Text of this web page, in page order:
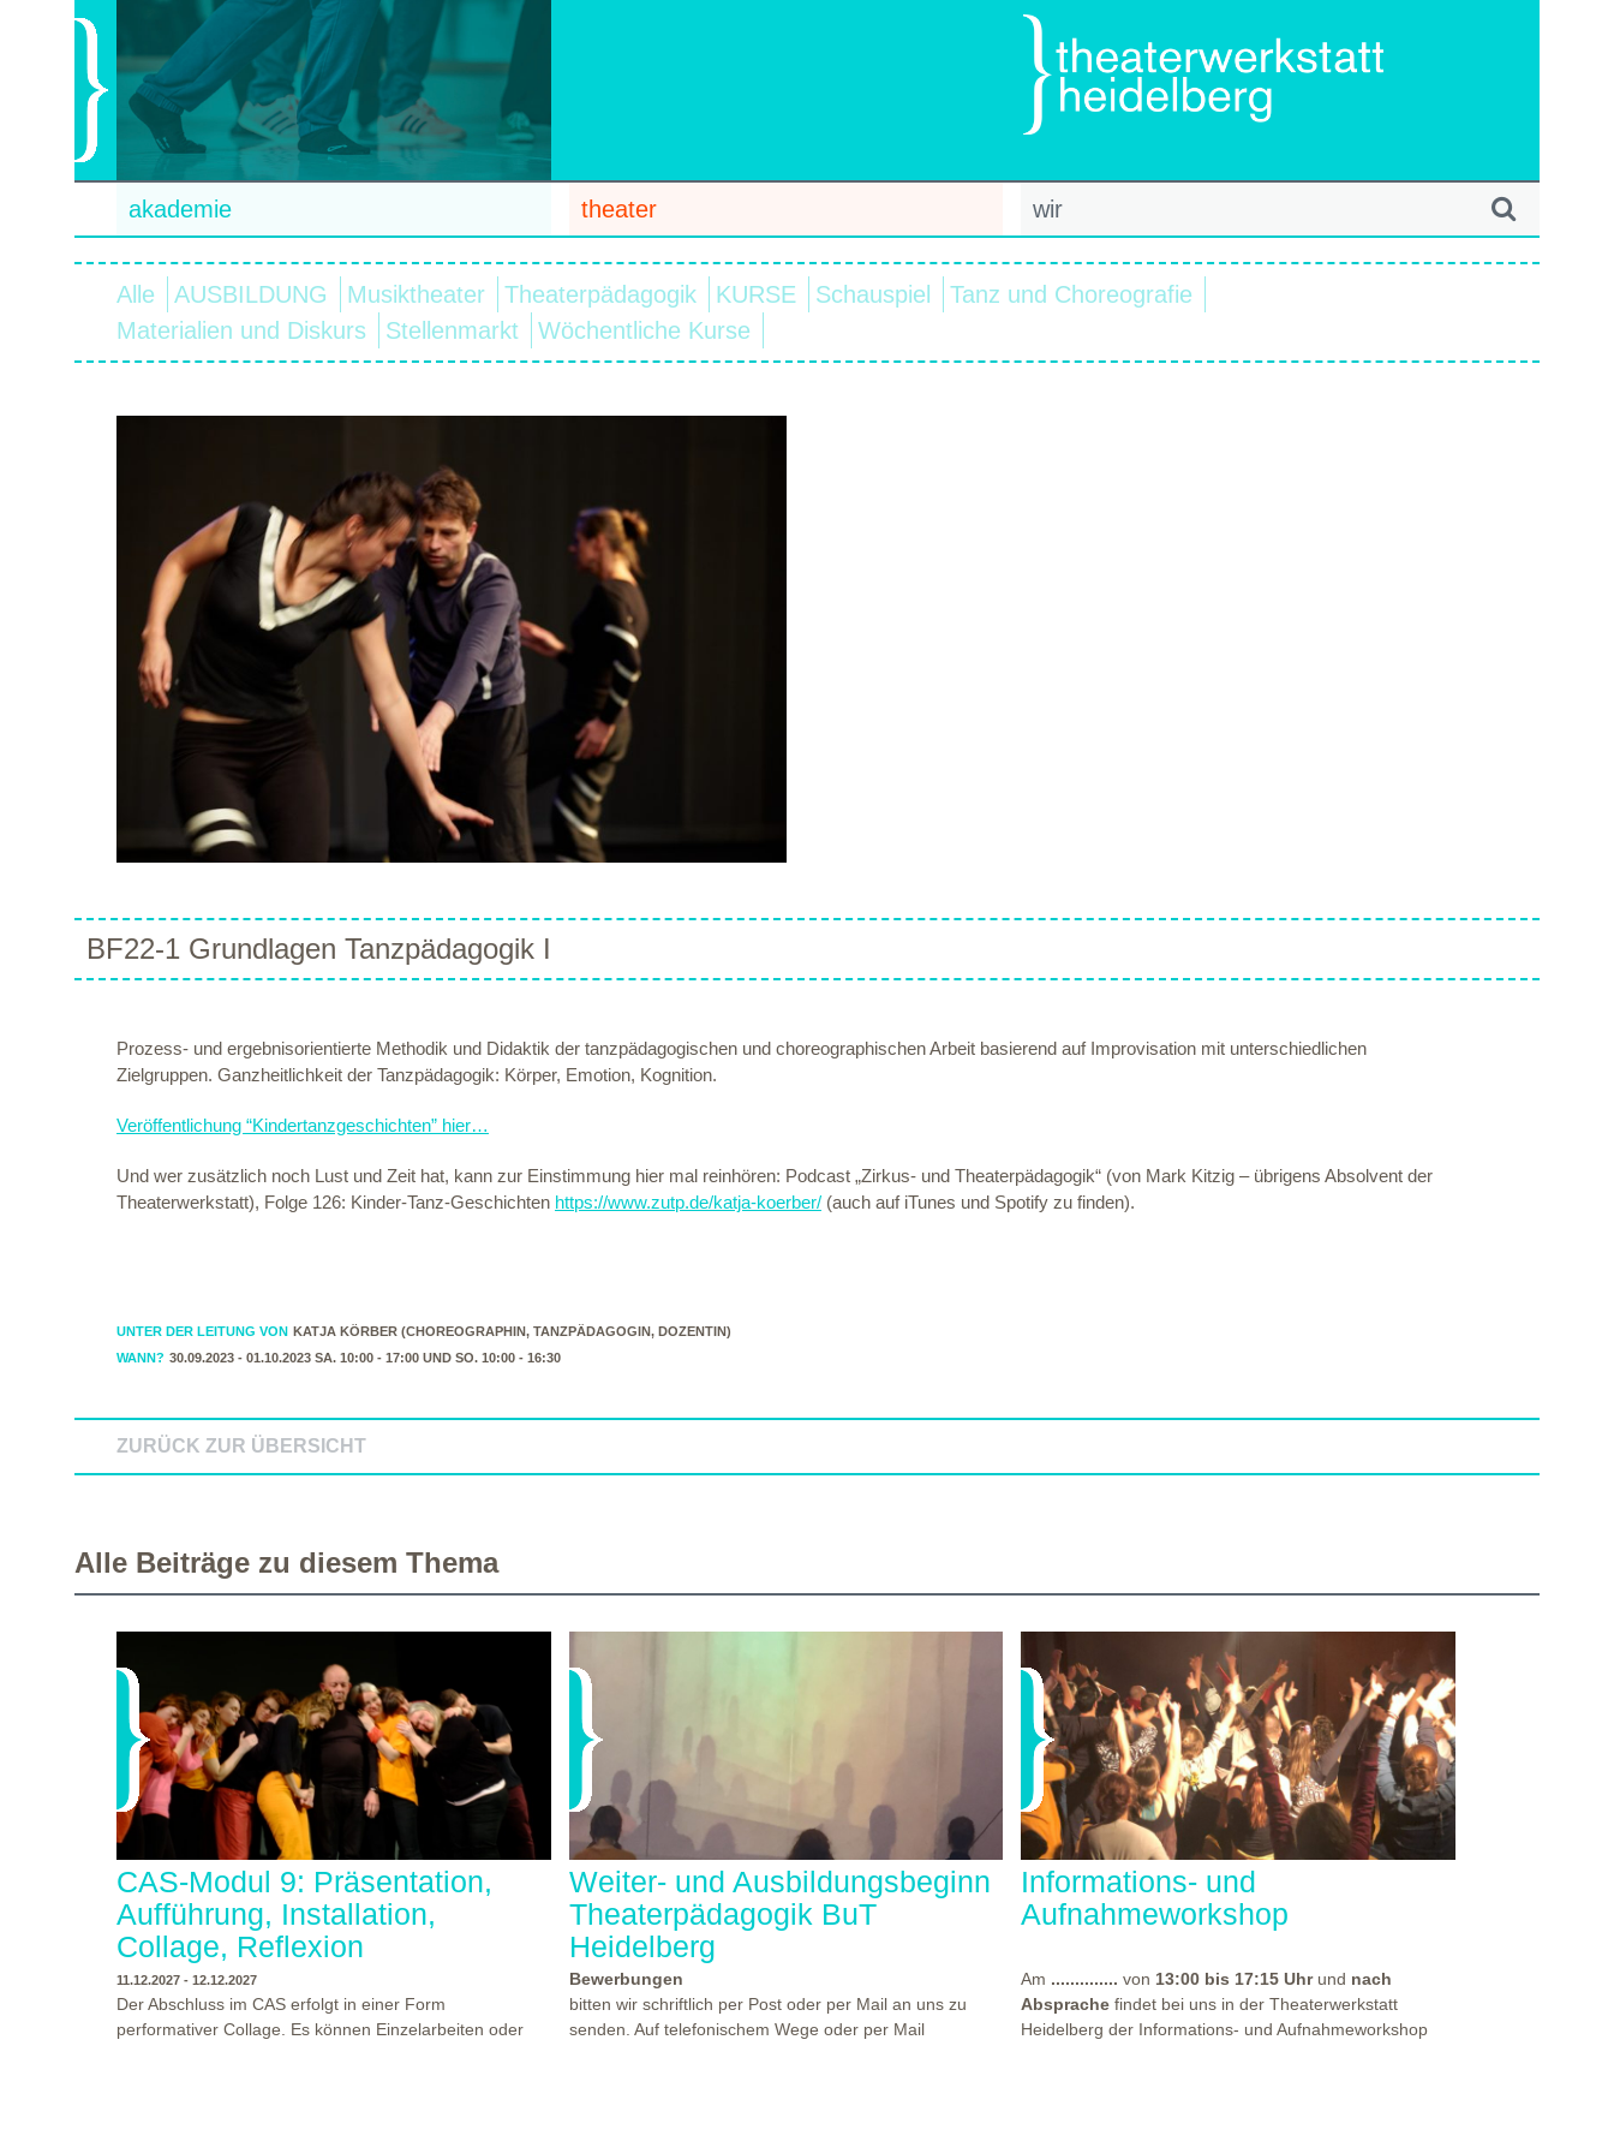
akademie theater wir
Alle AUSBILDUNG Musiktheater Theaterpädagogik KURSE Schauspiel
Tanz und Choreografie
Materialien und Diskurs
Stellenmarkt Wöchentliche Kurse
BF22-1 Grundlagen Tanzpädagogik I
Prozess- und ergebnisorientierte Methodik und Didaktik der tanzpädagogischen und choreographischen Arbeit basierend auf Improvisation mit unterschiedlichen
Zielgruppen. Ganzheitlichkeit der Tanzpädagogik: Körper, Emotion, Kognition.
Veröffentlichung “Kindertanzgeschichten” hier…
Und wer zusätzlich noch Lust und Zeit hat, kann zur Einstimmung hier mal reinhören: Podcast „Zirkus- und Theaterpädagogik“ (von Mark Kitzig – übrigens Absolvent der
Theaterwerkstatt), Folge 126: Kinder-Tanz-Geschichten https://www.zutp.de/katja-koerber/ (auch auf iTunes und Spotify zu finden).
UNTER DER LEITUNG VON KATJA KÖRBER (CHOREOGRAPHIN, TANZPÄDAGOGIN, DOZENTIN)
WANN? 30.09.2023 - 01.10.2023 SA. 10:00 - 17:00 UND SO. 10:00 - 16:30
ZURÜCK ZUR ÜBERSICHT
Alle Beiträge zu diesem Thema
CAS-Modul 9: Präsentation,
Aufführung, Installation,
Collage, Reflexion
11.12.2027 - 12.12.2027
Der Abschluss im CAS erfolgt in einer Form
performativer Collage. Es können Einzelarbeiten oder
Weiter- und Ausbildungsbeginn
Theaterpädagogik BuT
Heidelberg
Bewerbungen
bitten wir schriftlich per Post oder per Mail an uns zu
senden. Auf telefonischem Wege oder per Mail
Informations- und
Aufnahmeworkshop
Am .............. von 13:00 bis 17:15 Uhrund nach
Absprache findet bei uns in der Theaterwerkstatt
Heidelberg der Informations- und Aufnahmeworkshop